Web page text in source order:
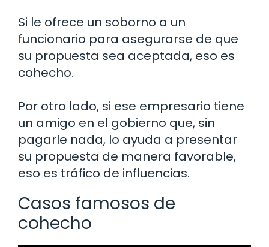
Si le ofrece un soborno a un
funcionario para asegurarse de que
su propuesta sea aceptada, eso es
cohecho.
Por otro lado, si ese empresario tiene
un amigo en el gobierno que, sin
pagarle nada, lo ayuda a presentar
su propuesta de manera favorable,
eso es tráfico de influencias.
Casos famosos de
cohecho